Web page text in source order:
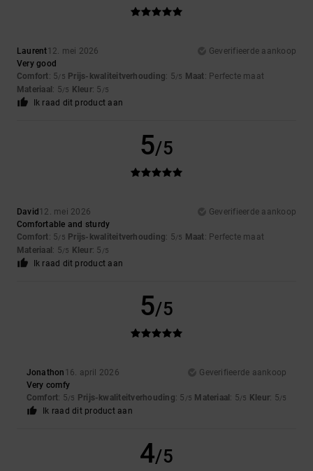
Laurent12. mei 2026
Geverifieerde aankoop
Very good
Comfort: 5/5 Prijs-kwaliteitverhouding: 5/5 Maat: Perfecte maat
Materiaal : 5/5 Kleur: 5 /5
Ik raad dit product aan
5/5
David 12. mei 2026
Geverifieerde aankoop
Comfortable and sturdy
Comfort: 5/5 Prijs-kwaliteitverhouding: 5/5 Maat: Perfecte maat
Materiaal : 5/5 Kleur: 5 /5
Ik raad dit product aan
5/5
Jonathon 16. april 2026
Geverifieerde aankoop
Very comfy
Comfort: 5/5 Prijs-kwaliteitverhouding: 5 /5 Materiaal : 5/5 Kleur: 5/5
Ik raad dit product aan
4/5